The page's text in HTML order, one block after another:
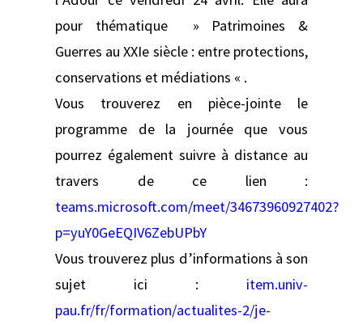
pour thématique » Patrimoines &
Guerres au XXIe siècle : entre protections,
conservations et médiations « .
Vous trouverez en pièce-jointe le
programme de la journée que vous
pourrez également suivre à distance au
travers de ce lien :
teams.microsoft.com/meet/34673960927402?
p=yuY0GeEQIV6ZebUPbY
Vous trouverez plus d’informations à son
sujet ici : item.univ-
pau.fr/fr/formation/actualites-2/je-